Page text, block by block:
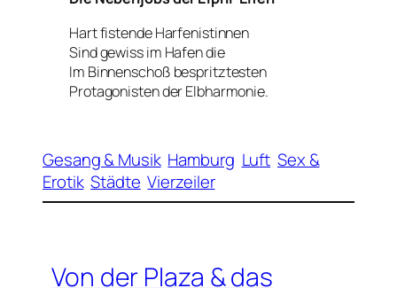
Hart fistende Harfenistinnen
Sind gewiss im Hafen die
Im Binnenschoß bespritztesten
Protagonisten der Elbharmonie.
Gesang & Musik Hamburg Luft Sex &
Erotik Städte Vierzeiler
Von der Plaza & das